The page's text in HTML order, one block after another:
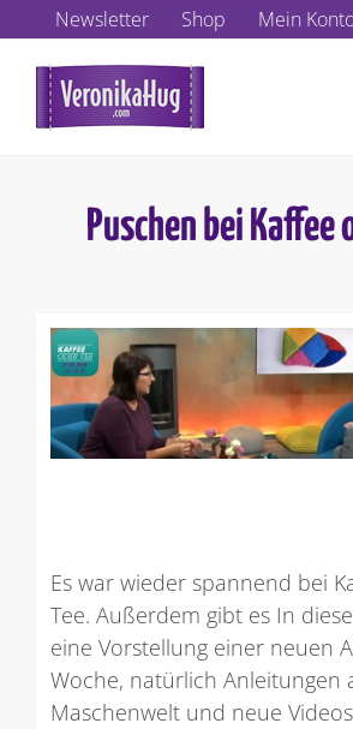
Inhalt
springen
Newsletter Shop Mein
Puschen bei Kaffee
Zeige
grösseres
Bild
Es war wieder spannend bei
Tee. Außerdem gibt es In
eine Vorstellung einer neuen
Woche, natürlich Anleitungen
Maschenwelt und neue